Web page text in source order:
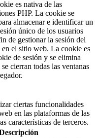
es nativa de las
PHP. La cookie se
almacenar e identificar un
único de los usuarios
de gestionar la sesión del
en el sitio web. La cookie es
de sesión y se elimina
cierran todas las ventanas
ciertas funcionalidades
en las plataformas de las
características de terceros.